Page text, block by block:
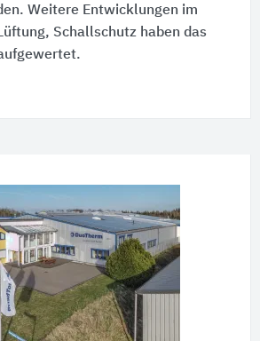
Weitere Entwicklungen im
Schallschutz haben das